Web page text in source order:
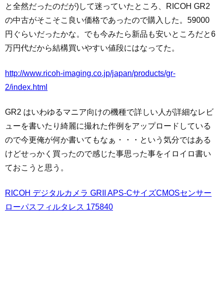
と全然だったのだが)して迷っていたところ、RICOH GR2
の中古がそこそこ良い価格であったので購入した。59000
円ぐらいだったかな。でも今みたら新品も安いところだと6
万円代だから結構買いやすい値段にはなってた。
http://www.ricoh-imaging.co.jp/japan/products/gr-
2/index.html
GR2 はいわゆるマニア向けの機種で詳しい人が詳細なレビ
ューを書いたり綺麗に撮れた作例をアップロードしている
ので今更俺が何か書いてもなぁ・・・という気分ではある
けどせっかく買ったので感じた事思った事をイロイロ書い
ておこうと思う。
RICOH デジタルカメラ GRII APS-CサイズCMOSセンサー
ローパスフィルタレス 175840